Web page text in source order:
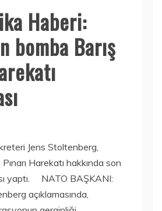
Haberi:
bomba Barış
Jens Stoltenberg,
Harekatı hakkında son
yaptı. NATO BAŞKANI:
açıklamasında,